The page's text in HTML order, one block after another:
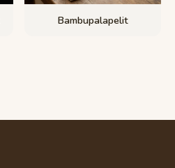
Bambupalapelit